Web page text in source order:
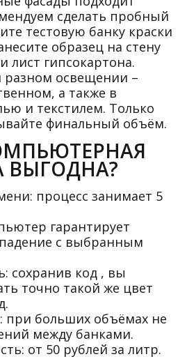
сделать пробный
тестовую банку краски
образец на стену
лист гипсокартона.
освещении –
а также в
и текстилем. Только
финальный объём.
ВЫГОДНА?
процесс занимает 5
гарантирует
с выбранным
сохранив код , вы
точно такой же цвет
при больших объёмах не
между банками.
от 50 рублей за литр.